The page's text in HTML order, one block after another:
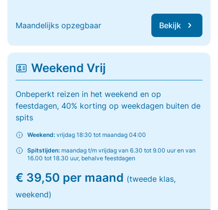
Maandelijks opzegbaar Bekijk
Weekend Vrij
Onbeperkt reizen in het weekend en op
feestdagen, 40% korting op weekdagen buiten de
spits
Weekend: vrijdag 18:30 tot maandag 04:00
Spitstijden: maandag t/m vrijdag van 6.30 tot 9.00 uur en van
16.00 tot 18.30 uur, behalve feestdagen
€ 39,50 per maand (tweede klas,
weekend)